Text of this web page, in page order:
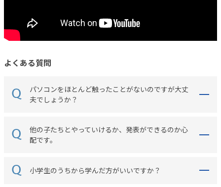
よくある質問
パソコンをほとんど触ったことがないのですが大丈
夫でしょうか？
他の子たちとやっていけるか、発表ができるのか心
配です。
小学生のうちから学んだ方がいいですか？